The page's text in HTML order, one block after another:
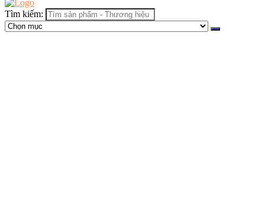
Tìm kiếm: